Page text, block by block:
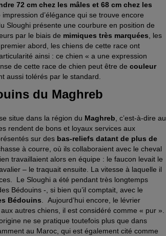
72 cm chez les mâles et 68 cm chez les
d’élégance qui se trouve encore
Sloughi présente une courbure en position de
par le biais de mimiques très marquées , les
abord, les chiens de cette race ont
ainsi : ce chien « a une expression
de cette race de chien peut être de couleur
aussi tolérés par le standard.
du Maghreb
situe dans la région du Maghreb , c’est-à-dire au
rendent de bons et loyaux services aux
sur des bas-reliefs datant de plus de
à courre, où ils collaboraient avec le cheval
travaillaient alors en équipe : le faucon levait le
– le traquait ensuite. La vitesse à laquelle il
Le Sloughi a été pendant très longtemps
Bédouins -, si bien qu’il comptait, avec le
Bédouins . Aujourd’hui encore, le lévrier
autres chiens, il est considéré comme « pur ».
ne se pratique toutefois plus que dans
au Maroc, qui est également cité comme